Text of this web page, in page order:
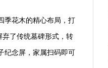
季花木的精心布局，打
了传统墓碑形式，转
纪念屏，家属扫码即可